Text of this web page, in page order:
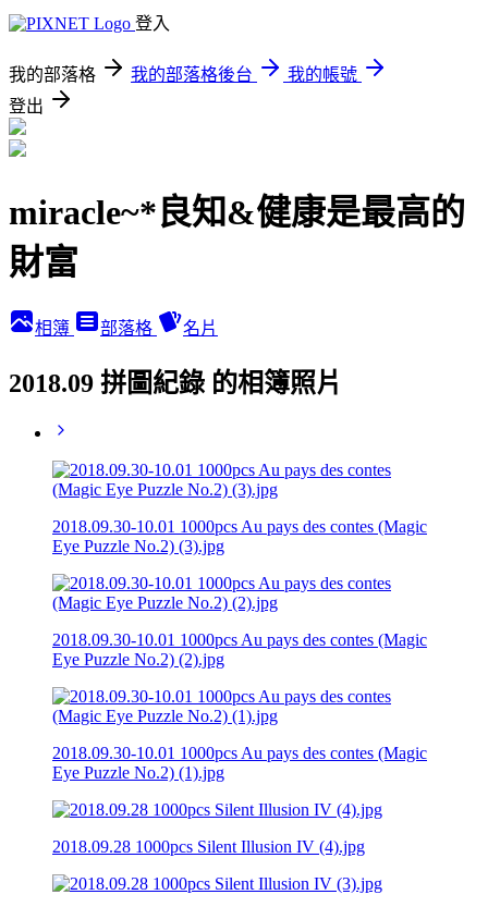
登入
我的部落格 我的部落格後台
我的帳號
登出
miracle~*良知&健康是最高的
財富
相簿 部落格 名片
2018.09 拼圖紀錄 的相簿照片
2018.09.30-10.01 1000pcs Au pays des contes (Magic
Eye Puzzle No.2) (3).jpg
2018.09.30-10.01 1000pcs Au pays des contes (Magic
Eye Puzzle No.2) (2).jpg
2018.09.30-10.01 1000pcs Au pays des contes (Magic
Eye Puzzle No.2) (1).jpg
2018.09.28 1000pcs Silent Illusion IV (4).jpg